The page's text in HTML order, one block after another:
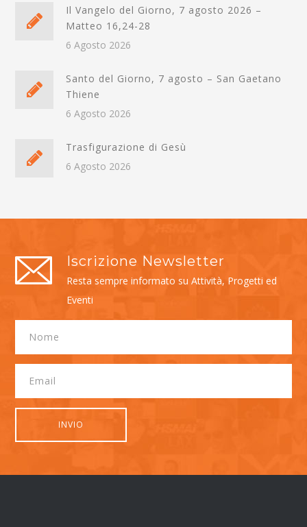
Il Vangelo del Giorno, 7 agosto 2026 –
Matteo 16,24-28
6 Agosto 2026
Santo del Giorno, 7 agosto – San Gaetano
Thiene
6 Agosto 2026
Trasfigurazione di Gesù
6 Agosto 2026
Iscrizione Newsletter
Resta sempre informato su Attività, Progetti ed
Eventi